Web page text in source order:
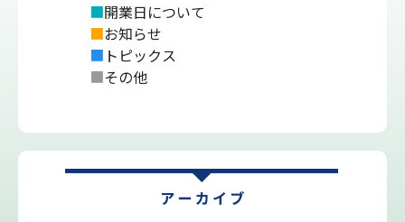
■開業日について
■お知らせ
■ トピックス
■その他